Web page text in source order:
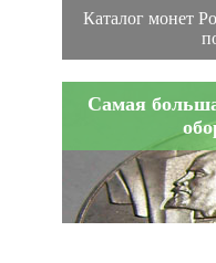
Каталог монет
Самая